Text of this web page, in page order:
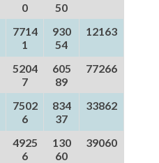
0
50
7714
1
930
54
12163
5204
7
605
89
77266
7502
6
834
37
33862
4925
6
130
60
39060